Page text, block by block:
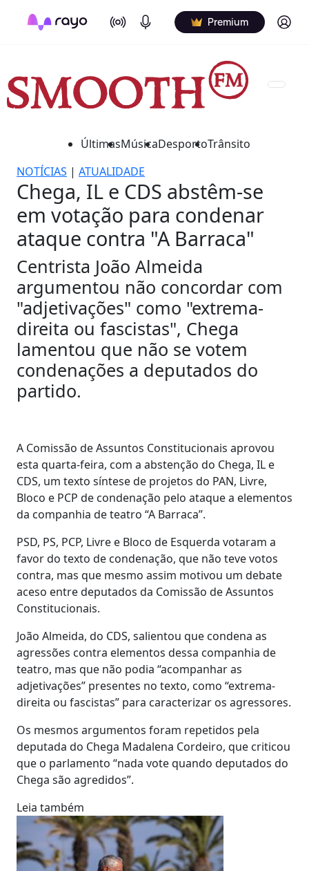
On Air Podcasts Premium Log in
ÚltimasMúsicaDesportoTrânsito
NOTÍCIAS | ATUALIDADE
Chega, IL e CDS abstêm-se
em votação para condenar
ataque contra "A Barraca"
Centrista João Almeida
argumentou não concordar com
"adjetivações" como "extrema-
direita ou fascistas", Chega
lamentou que não se votem
condenações a deputados do
partido.
A Comissão de Assuntos Constitucionais aprovou
esta quarta-feira, com a abstenção do Chega, IL e
CDS, um texto síntese de projetos do PAN, Livre,
Bloco e PCP de condenação pelo ataque a elementos
da companhia de teatro “A Barraca”.
PSD, PS, PCP, Livre e Bloco de Esquerda votaram a
favor do texto de condenação, que não teve votos
contra, mas que mesmo assim motivou um debate
aceso entre deputados da Comissão de Assuntos
Constitucionais.
João Almeida, do CDS, salientou que condena as
agressões contra elementos dessa companhia de
teatro, mas que não podia “acompanhar as
adjetivações” presentes no texto, como “extrema-
direita ou fascistas” para caracterizar os agressores.
Os mesmos argumentos foram repetidos pela
deputada do Chega Madalena Cordeiro, que criticou
que o parlamento “nada vote quando deputados do
Chega são agredidos”.
Leia também